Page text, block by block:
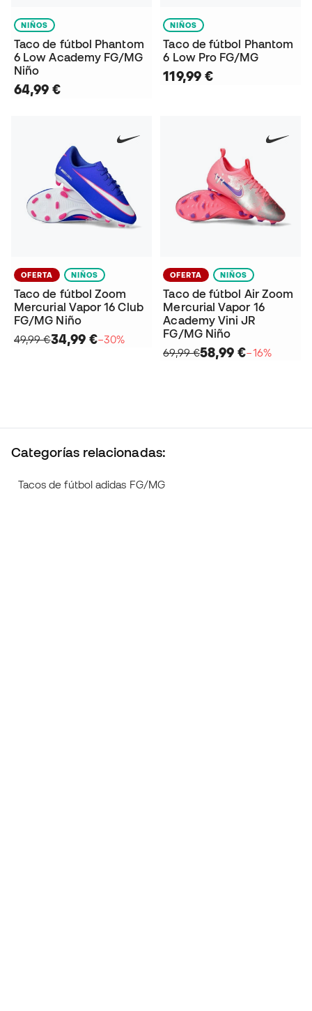
NIÑOS
Taco de fútbol Phantom
6 Low Academy FG/MG
Niño
64,99 €
NIÑOS
Taco de fútbol Phantom
6 Low Pro FG/MG
119,99 €
OFERTA NIÑOS
Taco de fútbol Zoom
Mercurial Vapor 16 Club
FG/MG Niño
49,99 €34,99 €−30%
OFERTA NIÑOS
Taco de fútbol Air Zoom
Mercurial Vapor 16
Academy Vini JR
FG/MG Niño
69,99 €58,99 €−16%
Categorías relacionadas:
Tacos de fútbol adidas FG/MG